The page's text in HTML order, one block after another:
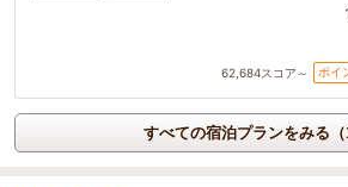
62,684スコア～ ポイ
すべての宿泊プランをみる（